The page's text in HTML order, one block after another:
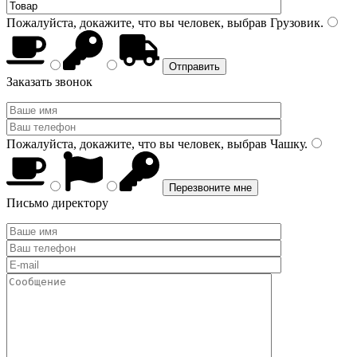
Пожалуйста, докажите, что вы человек, выбрав Грузовик.
Заказать звонок
Пожалуйста, докажите, что вы человек, выбрав Чашку.
Письмо директору